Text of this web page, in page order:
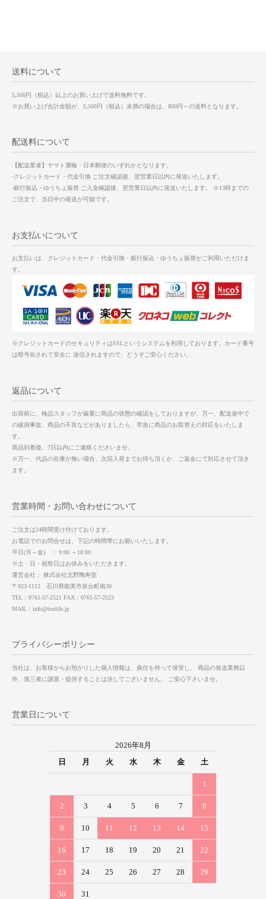
送料について
5,500円（税込）以上のお買い上げで送料無料です。
※お買い上げ合計金額が、5,500円（税込）未満の場合は、800円～の送料となります。
配送料について
【配送業者】ヤマト運輸・日本郵便のいずれかとなります。
-クレジットカード・代金引換 ご注文確認後、翌営業日以内に発送いたします。
-銀行振込・ゆうちょ振替 ご入金確認後、翌営業日以内に発送いたします。 ※13時までの
ご注文で、当日中の発送が可能です。
お支払いについて
お支払いは、クレジットカード・代金引換・銀行振込・ゆうちょ振替がご利用いただけま
す。
※クレジットカードのセキュリティはSSLというシステムを利用しております。カード番号
は暗号化されて安全に 送信されますので、どうぞご安心ください。
返品について
出荷前に、検品スタッフが厳重に商品の状態の確認をしておりますが、万一、配送途中で
の破損事故、商品の不良などがありましたら、早急に商品のお取替えの対応をいたしま
す。
商品到着後、7日以内にご連絡くださいませ。
※万一、代品の在庫が無い場合、次回入荷までお待ち頂くか、ご返金にて対応させて頂き
ます。
営業時間・お問い合わせについて
ご注文は24時間受け付けております。
お電話でのお問合せは、下記の時間帯にお願いいたします。
平日(月～金) ： 9:00 ～18:00
※土・日・祝祭日はお休みをいただきます。
運営会社： 株式会社北野陶寿堂
〒923-1112 石川県能美市泉台町南30
TEL：0761-57-2521 FAX：0761-57-2523
MAIL：info@toulife.jp
プライバシーポリシー
当社は、お客様からお預かりした個人情報は、責任を持って保管し、 商品の発送業務以
外、第三者に譲渡・提供することは決してございません。 ご安心下さいませ。
営業日について
2026年8月
日
月 火 水 木 金 土
1
2 3 4 5 6 7 8
9 10 11 12 13 14 15
16 17 18 19 20 21 22
23 24 25 26 27 28 29
30 31